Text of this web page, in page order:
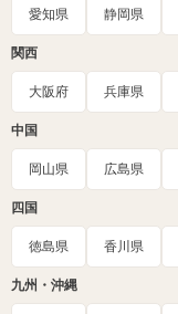
愛知県 静岡県
関西
大阪府 兵庫県
中国
岡山県 広島県
四国
徳島県 香川県
九州・沖縄